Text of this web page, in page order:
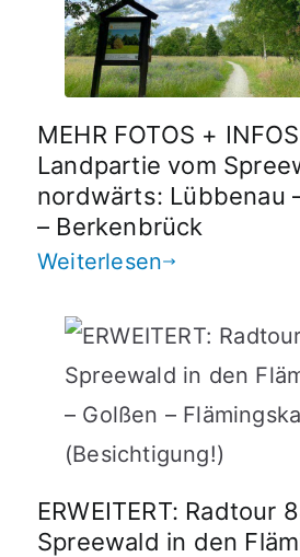
MEHR FOTOS +
Landpartie vom
nordwärts: Lübbenau
– Berkenbrück
Weiterlesen
ERWEITERT: Radtour
Spreewald in den